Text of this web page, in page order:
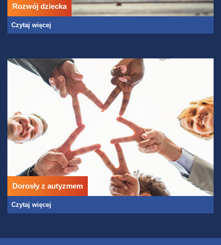
Rozwój dziecka
Czytaj więcej
Dorosły z autyzmem
Czytaj więcej